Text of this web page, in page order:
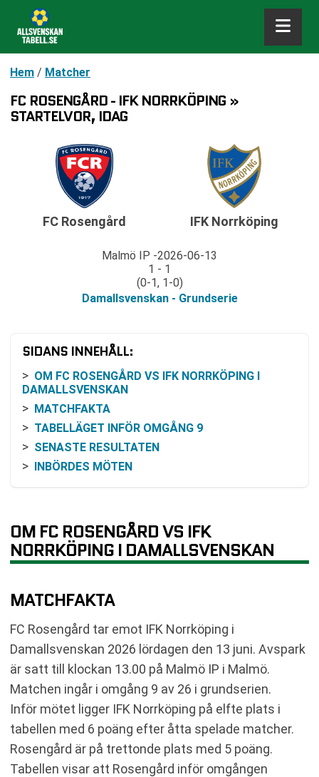
Hem / Matcher
FC ROSENGÅRD - IFK NORRKÖPING »
STARTELVOR, IDAG
FC Rosengård
Malmö IP 2026-06-13
1 - 1
(0-1, 1-0)
Damallsvenskan - Grundserie
IFK Norrköping
SIDANS INNEHÅLL:
OM FC ROSENGÅRD VS IFK NORRKÖPING I
DAMALLSVENSKAN
MATCHFAKTA
TABELLÄGET INFÖR OMGÅNG 9
SENASTE RESULTATEN
INBÖRDES MÖTEN
KOMMANDE SPELSCHEMA
VANLIGA FRÅGOR OM FC ROSENGÅRD VS IFK
NORRKÖPING
RELATERADE NYHETER
OM FC ROSENGÅRD VS IFK
NORRKÖPING I DAMALLSVENSKAN
MATCHFAKTA
FC Rosengård tar emot IFK Norrköping i
Damallsvenskan 2026 lördagen den 13 juni. Avspark
är satt till klockan 13.00 på Malmö IP i Malmö.
Matchen ingår i omgång 9 av 26 i grundserien.
Inför mötet ligger IFK Norrköping på elfte plats i
tabellen med 6 poäng efter åtta spelade matcher.
Rosengård är på trettonde plats med 5 poäng.
Tabellen visar att Rosengård inför omgången